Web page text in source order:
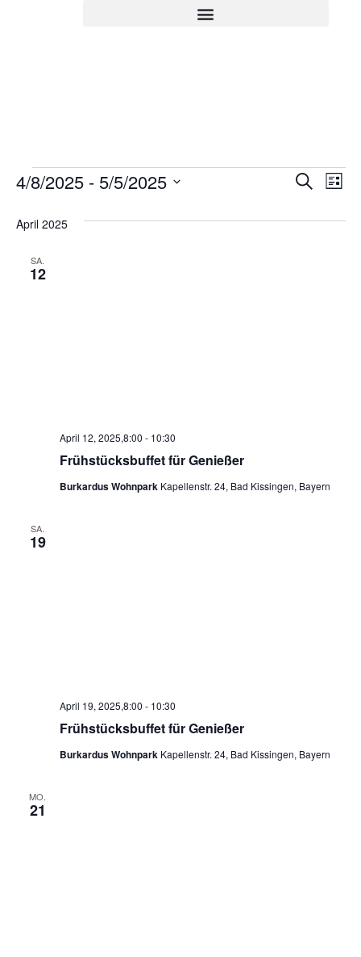
SucheListe
4/8/2025 - 5/5/2025
April 2025
SA.
12
Frühstücksbuffet für Genießer
April 12, 2025,8:00 - 10:30
Burkardus Wohnpark Kapellenstr. 24, Bad Kissingen, Bayern
SA.
19
Frühstücksbuffet für Genießer
April 19, 2025,8:00 - 10:30
Burkardus Wohnpark Kapellenstr. 24, Bad Kissingen, Bayern
MO.
21